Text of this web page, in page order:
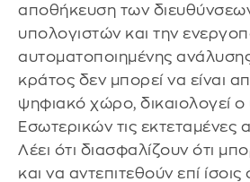
αποθήκευση των
υπολογιστών και την
αυτοματοποιημένης
κράτος δεν μπορεί να είναι
ψηφιακό χώρο, δικαιολογεί
Εσωτερικών τις εκτεταμένες
Λέει ότι διασφαλίζουν ότι
και να αντεπιτεθούν επί